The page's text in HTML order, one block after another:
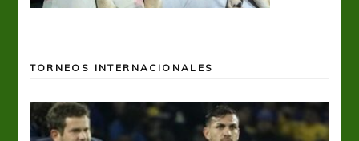
TORNEOS INTERNACIONALES